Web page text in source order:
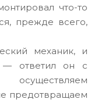
что-то
прежде всего,
механик, и
— ответил он с
предотвращаем